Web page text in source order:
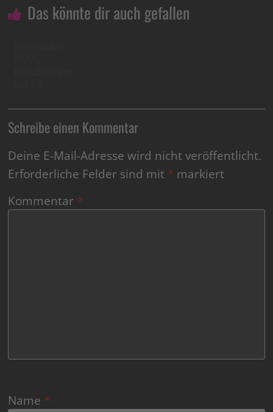
Das könnte dir auch gefallen
Schreibe einen Kommentar
Deine E-Mail-Adresse wird nicht veröffentlicht.
Erforderliche Felder sind mit * markiert
Kommentar *
Name *